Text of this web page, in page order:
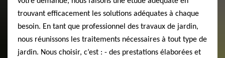
trouvant efficacement les solutions adéquates à chaque
besoin. En tant que professionnel des travaux de jardin,
nous réunissons les traitements nécessaires à tout type de
jardin. Nous choisir, c’est : - des prestations élaborées et